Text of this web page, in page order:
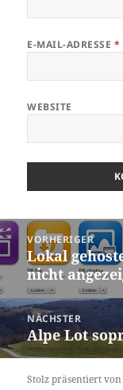
E-MAIL-ADRESSE *
WEBSITE
Beitragsnavigation
VORHERIGER
Vorheriger
Beitrag:
Lokal
nicht
NÄCHSTER
Nächster
Beitrag:
Alpe Lot
Stolz präsentiert von